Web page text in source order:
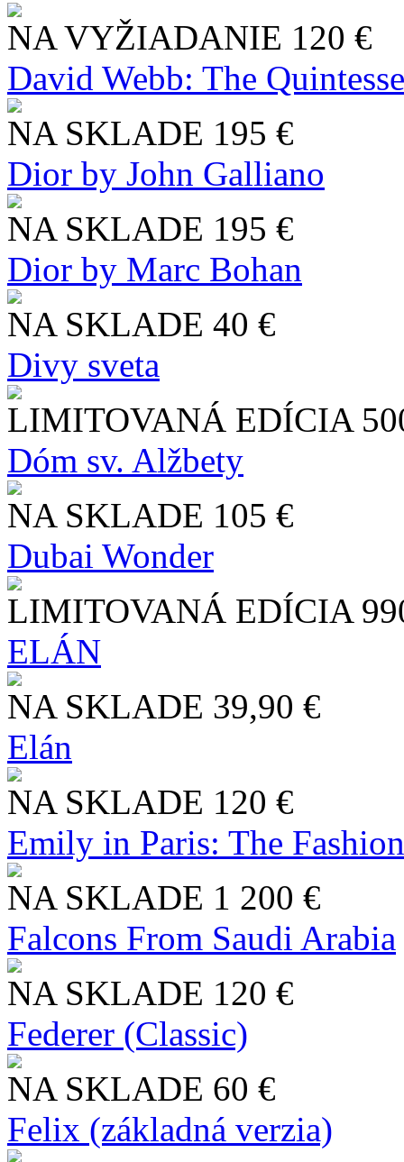
NA VYŽIADANIE 120 €
David Webb: The
NA SKLADE 195 €
Dior by John Galliano
NA SKLADE 195 €
Dior by Marc Bohan
NA SKLADE 40 €
Divy sveta
LIMITOVANÁ EDÍCIA
Dóm sv. Alžbety
NA SKLADE 105 €
Dubai Wonder
LIMITOVANÁ EDÍCIA
ELÁN
NA SKLADE 39,90 €
Elán
NA SKLADE 120 €
Emily in Paris: The
NA SKLADE 1 200 €
Falcons From Saudi Arabia
NA SKLADE 120 €
Federer (Classic)
NA SKLADE 60 €
Felix (základná verzia)